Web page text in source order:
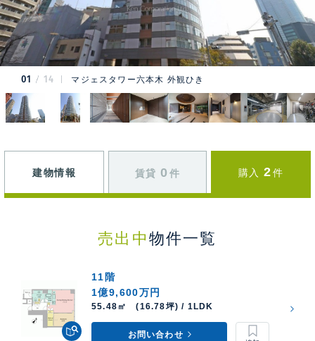
01 14 マジェスタワー六本木 外観ひき
建物情報 賃貸 0 件 購入 2 件
売出中 物件一覧
11階
1億9,600万円
55.48㎡ (16.78坪) / 1LDK
お問い合わせ